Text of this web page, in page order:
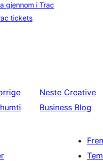
gjennom i Trac
tickets
Neste Creative
Business Blog